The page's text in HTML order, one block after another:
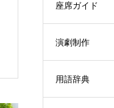
座席ガイド
演劇制作
用語辞典